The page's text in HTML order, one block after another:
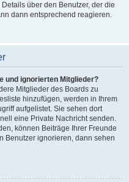
über den Benutzer, der die
dann entsprechend reagieren.
und ignorierten Mitglieder?
Mitglieder des Boards zu
hinzufügen, werden in Ihrem
aufgelistet. Sie sehen dort
eine Private Nachricht senden.
können Beiträge Ihrer Freunde
Benutzer ignorieren, dann sehen